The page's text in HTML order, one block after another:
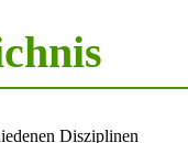
Disziplinen